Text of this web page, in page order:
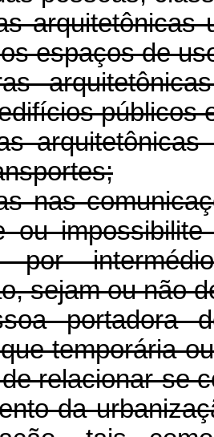
arquitetônicas
espaços de
públicos
nas
ou
por
sejam ou não
portadora
temporária
relacionar-se
da